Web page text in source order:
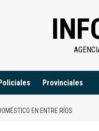
Provinciales
EN ENTRE RÍOS